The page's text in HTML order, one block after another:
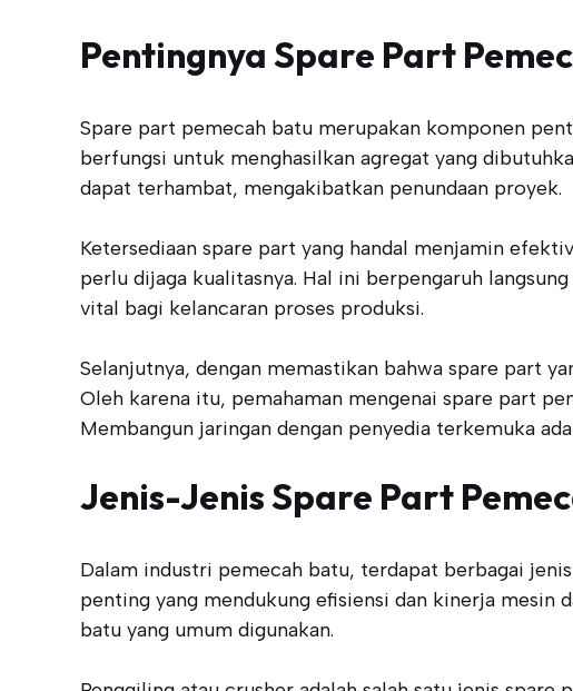
Pentingnya Spare Part
Spare part pemecah batu merupakan komponen
berfungsi untuk menghasilkan agregat yang
dapat terhambat, mengakibatkan penundaan proyek.
Ketersediaan spare part yang handal menjamin
perlu dijaga kualitasnya. Hal ini berpengaruh
vital bagi kelancaran proses produksi.
Selanjutnya, dengan memastikan bahwa spare part
Oleh karena itu, pemahaman mengenai spare part
Membangun jaringan dengan penyedia terkemuka
Jenis-Jenis Spare Part
Dalam industri pemecah batu, terdapat berbagai
penting yang mendukung efisiensi dan kinerja mesin
batu yang umum digunakan.